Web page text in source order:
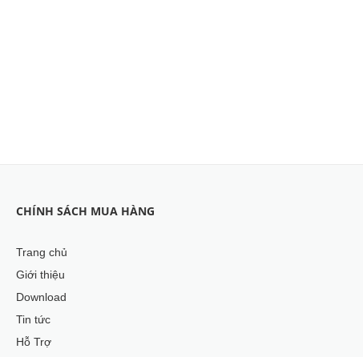
CHÍNH SÁCH MUA HÀNG
Trang chủ
Giới thiệu
Download
Tin tức
Hỗ Trợ